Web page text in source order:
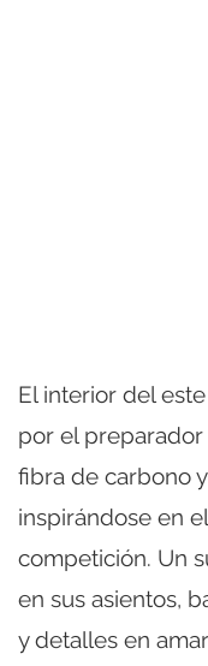
El interior del
por el
fibra de carbono
inspirándose en
competición. Un
en sus asientos,
y detalles en